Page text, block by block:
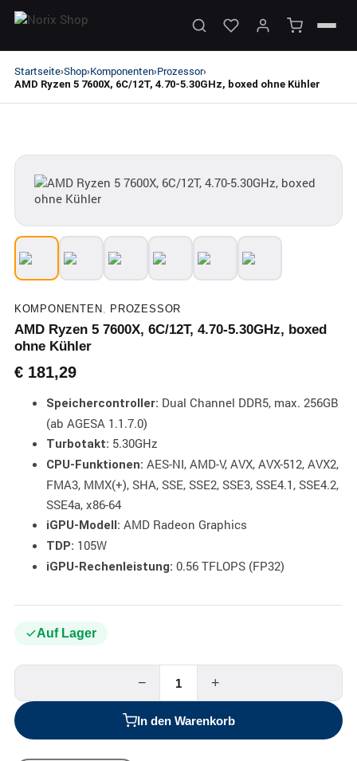
Startseite›Shop›Komponenten›Prozessor›
AMD Ryzen 5 7600X, 6C/12T, 4.70-5.30GHz, boxed ohne Kühler
KOMPONENTEN , PROZESSOR
AMD Ryzen 5 7600X, 6C/12T, 4.70-5.30GHz, boxed
ohne Kühler
€181,29
Speichercontroller: Dual Channel DDR5, max. 256GB
(ab AGESA 1.1.7.0)
Turbotakt: 5.30GHz
CPU-Funktionen: AES-NI, AMD-V, AVX, AVX-512, AVX2,
FMA3, MMX(+), SHA, SSE, SSE2, SSE3, SSE4.1, SSE4.2,
SSE4a, x86-64
iGPU-Modell: AMD Radeon Graphics
TDP: 105W
iGPU-Rechenleistung: 0.56 TFLOPS (FP32)
Auf Lager
− +
In den Warenkorb